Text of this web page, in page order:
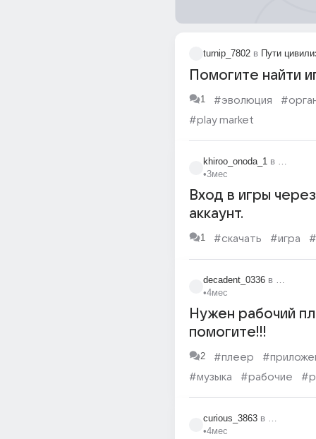
turnip_7802 в Пути
Помогите найти
1 #эволюция
#play market
khiroo_onoda_1 в
•3мес
Вход в игры
аккаунт.
1 #скачать #игра
decadent_0336 в
•4мес
Нужен рабочий
помогите!!!
2 #плеер
#музыка
#рабочие
curious_3863 в
•4мес